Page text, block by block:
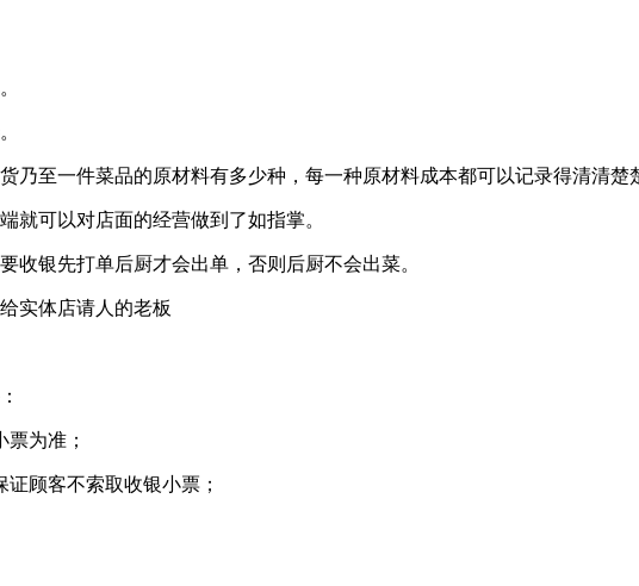
乃至一件菜品的原材料有多少种，每一种原材料成本都可以记录得清清楚
就可以对店面的经营做到了如指掌。
收银先打单后厨才会出单，否则后厨不会出菜。
为准；
顾客不索取收银小票；